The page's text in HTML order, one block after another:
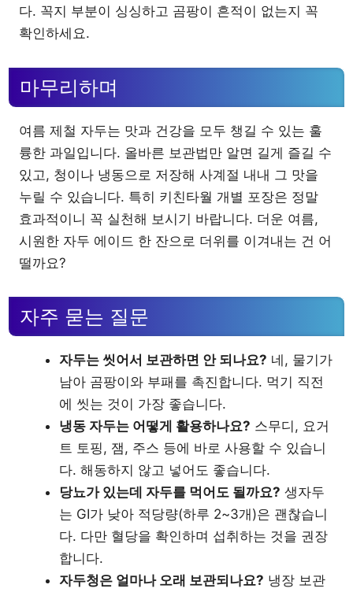
다. 꼭지 부분이 싱싱하고 곰팡이 흔적이 없는지 꼭
확인하세요.
마무리하며
여름 제철 자두는 맛과 건강을 모두 챙길 수 있는 훌
륭한 과일입니다. 올바른 보관법만 알면 길게 즐길 수
있고, 청이나 냉동으로 저장해 사계절 내내 그 맛을
누릴 수 있습니다. 특히 키친타월 개별 포장은 정말
효과적이니 꼭 실천해 보시기 바랍니다. 더운 여름,
시원한 자두 에이드 한 잔으로 더위를 이겨내는 건 어
떨까요?
자주 묻는 질문
자두는 씻어서 보관하면 안 되나요? 네, 물기가
남아 곰팡이와 부패를 촉진합니다. 먹기 직전
에 씻는 것이 가장 좋습니다.
냉동 자두는 어떻게 활용하나요? 스무디, 요거
트 토핑, 잼, 주스 등에 바로 사용할 수 있습니
다. 해동하지 않고 넣어도 좋습니다.
당뇨가 있는데 자두를 먹어도 될까요? 생자두
는 GI가 낮아 적당량(하루 2~3개)은 괜찮습니
다. 다만 혈당을 확인하며 섭취하는 것을 권장
합니다.
자두청은 얼마나 오래 보관되나요? 냉장 보관